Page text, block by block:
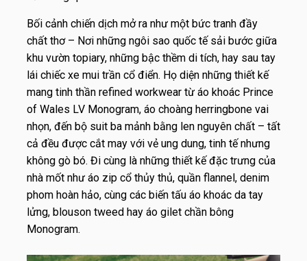
Bối cảnh chiến dịch mở ra như một bức tranh đầy
chất thơ – Nơi những ngôi sao quốc tế sải bước giữa
khu vườn topiary, những bậc thềm di tích, hay sau tay
lái chiếc xe mui trần cổ điển. Họ diện những thiết kế
mang tinh thần refined workwear từ áo khoác Prince
of Wales LV Monogram, áo choàng herringbone vai
nhọn, đến bộ suit ba mảnh bằng len nguyên chất – tất
cả đều được cắt may với vẻ ung dung, tinh tế nhưng
không gò bó. Đi cùng là những thiết kế đặc trưng của
nhà mốt như áo zip cổ thủy thủ, quần flannel, denim
phom hoàn hảo, cùng các biến tấu áo khoác da tay
lửng, blouson tweed hay áo gilet chần bông
Monogram.